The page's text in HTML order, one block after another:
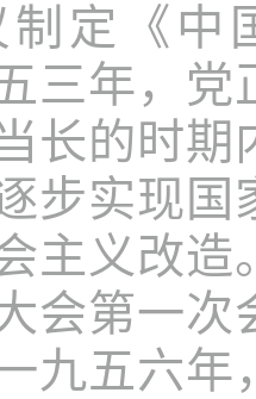
定《中
三年，
长的时
步实现
主义改
会第一
九五六